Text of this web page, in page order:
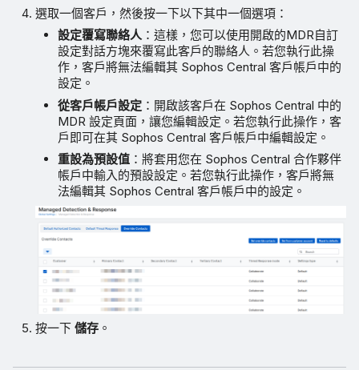
選取一個客戶，然後按一下以下其中一個選項：
設定覆寫聯絡人 ：這樣，您可以使用開啟的MDR自訂
設定對話方塊來覆寫此客戶的聯絡人。若您執行此操
作，客戶將無法編輯其 Sophos Central 客戶帳戶中的
設定。
從客戶帳戶設定 ：開啟該客戶在 Sophos Central 中的
MDR 設定頁面，讓您編輯設定。若您執行此操作，客
戶即可在其 Sophos Central 客戶帳戶中編輯設定。
重設為預設值 ：將套用您在 Sophos Central 合作夥伴
帳戶中輸入的預設設定。若您執行此操作，客戶將無
法編輯其 Sophos Central 客戶帳戶中的設定。
按一下儲存 。